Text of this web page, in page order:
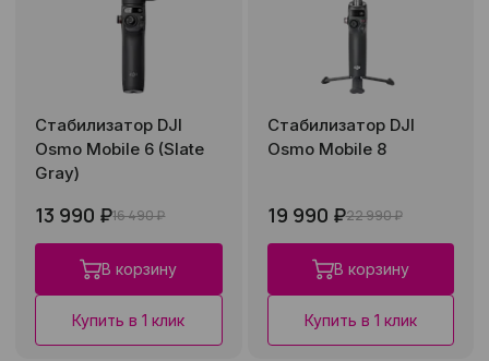
Стабилизатор DJI
Osmo Mobile 6 (Slate
Gray)
13 990 ₽16 490 ₽
В корзину
Купить в 1 клик
Стабилизатор DJI
Osmo Mobile 8
19 990 ₽22 990 ₽
В корзину
Купить в 1 клик